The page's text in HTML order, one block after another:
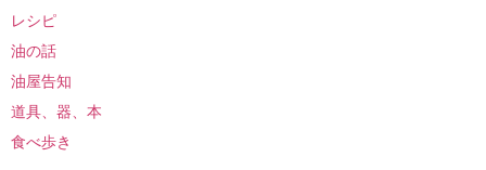
レシピ
油の話
油屋告知
道具、器、本
食べ歩き